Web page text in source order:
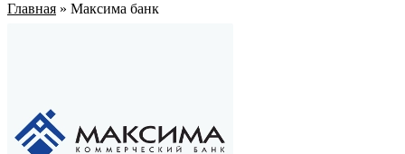
Главная » Максима банк